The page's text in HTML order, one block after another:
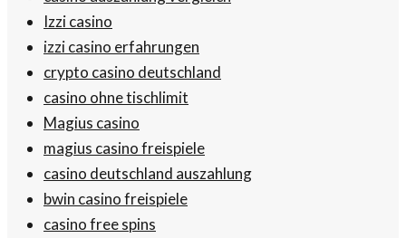
Izzi casino
izzi casino erfahrungen
crypto casino deutschland
casino ohne tischlimit
Magius casino
magius casino freispiele
casino deutschland auszahlung
bwin casino freispiele
casino free spins